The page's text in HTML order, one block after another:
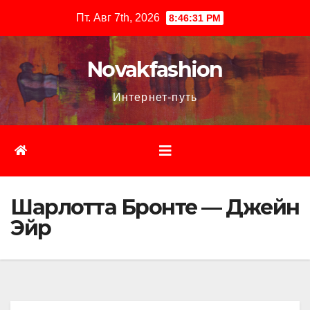
содержимому
Пт. Авг 7th, 2026 8:46:32 PM
Novakfashion
Интернет-путь
Шарлотта Бронте — Джейн
Эйр